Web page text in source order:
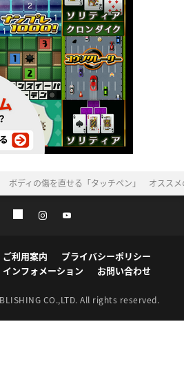
ボディの傷を直せる「タッチペン」 オスス
ご利用案内
プライバシーポリシー
インフォメーション お問い合わせ
CO.,LTD. All rights reserved.